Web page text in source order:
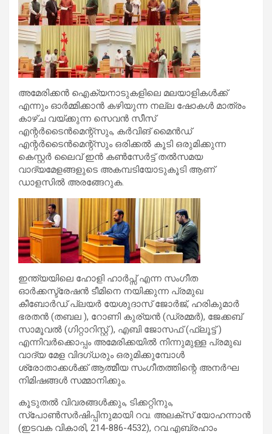
അമേരിക്കൻ ഐക്യനാടുകളിലെ മലയാളികൾക്ക്
എന്നും ഓർമ്മിക്കാൻ കഴിയുന്ന നല്ല ഷോകൾ മാത്രം
കാഴ്ച വയ്ക്കുന്ന സെവൻ സീസ്
എന്റർടൈൻമെന്റ്സും, കർവിങ് മൈൻഡ്
എന്റർടൈൻമെന്റ്സും ഒരിക്കൽ കൂടി ഒരുമിക്കുന്ന
കെസ്റ്റർ ലൈവ് ഇൻ കൺസേർട്ട് തൽസമയ
വാദ്യമേളങ്ങളുടെ അകമ്പടിയോടുകൂടി ആണ്
ഡാളസിൽ അരങ്ങേറുക.
ഇന്ത്യയിലെ ഹോളി ഹാർപ്സ് എന്ന സംഗീത
ഓർക്കസ്ട്രേഷൻ ടീമിനെ നയിക്കുന്ന പ്രമുഖ
കീബോർഡ് പ്ലയർ യേശുദാസ് ജോർജ്‌, ഹരികുമാർ
ഭരതൻ (തബല ), റോണി കുര്യൻ (ഡ്രമ്മർ), ജേക്കബ്
സാമൂവൽ (ഗിറ്റാറിസ്റ്റ് ), എബി ജോസഫ് (ഫ്ലൂട്ട് )
എന്നിവർക്കൊപ്പം അമേരിക്കയിൽ നിന്നുമുള്ള പ്രമുഖ
വാദ്യ മേള വിദഗ്ധരും ഒരുമിക്കുമ്പോൾ
ശ്രോതാക്കൾക്ക് ആത്മീയ സംഗീതത്തിന്റെ അനർഘ
നിമിഷങ്ങൾ സമ്മാനിക്കും.
കൂടുതൽ വിവരങ്ങൾക്കും, ടിക്കറ്റിനും,
സ്പോൺസർഷിപ്പിനുമായി റവ. അലക്സ്‌ യോഹന്നാൻ
(ഇടവക വികാരി, 214-886-4532), റവ.എബ്രഹാം